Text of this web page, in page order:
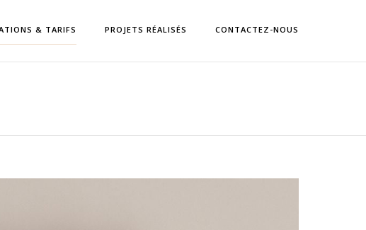
& TARIFS PROJETS RÉALISÉS CONTACTEZ-NOUS